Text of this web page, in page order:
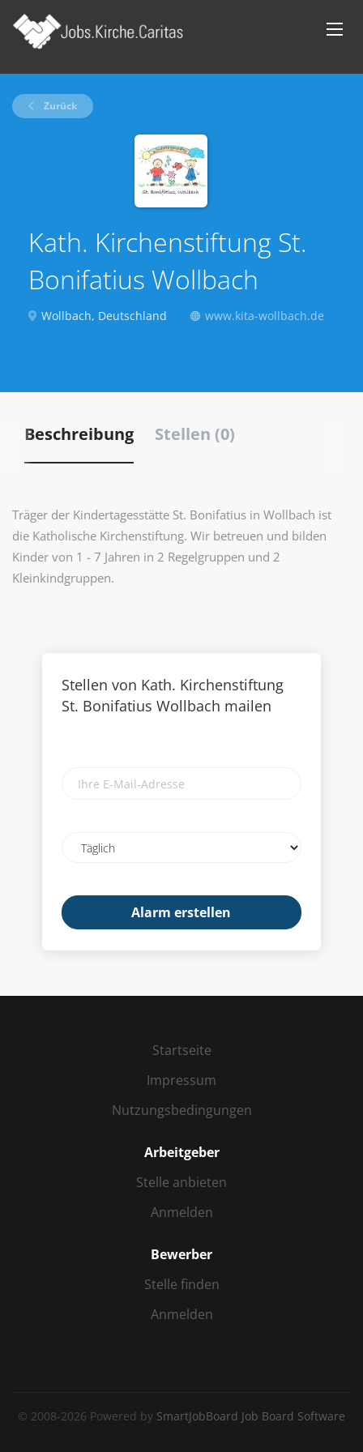
Zurück
Kath. Kirchenstiftung St.
Bonifatius Wollbach
Wollbach, Deutschland www.kita-wollbach.de
Beschreibung Stellen (0)
Träger der Kindertagesstätte St. Bonifatius in Wollbach ist
die Katholische Kirchenstiftung. Wir betreuen und bilden
Kinder von 1 - 7 Jahren in 2 Regelgruppen und 2
Kleinkindgruppen.
Stellen von Kath. Kirchenstiftung
St. Bonifatius Wollbach mailen
frequency
Startseite
Impressum
Nutzungsbedingungen
Arbeitgeber
Stelle anbieten
Anmelden
Bewerber
Stelle finden
Anmelden
© 2008-2026 Powered by SmartJobBoard Job Board Software